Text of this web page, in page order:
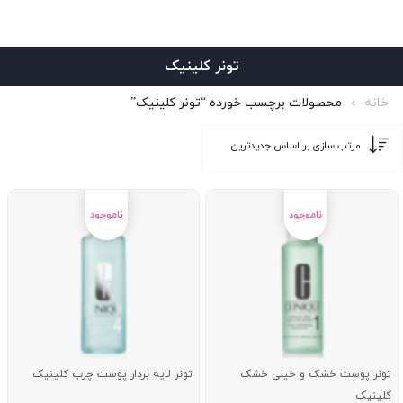
تونر کلینیک
خانه محصولات برچسب خورده “تونر کلینیک”
تونر پوست خشک و خیلی خشک
کلینیک
تونر لایه بردار پوست چرب کلینیک